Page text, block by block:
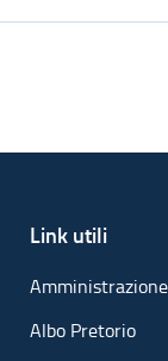
Link utili
Albo Pretorio